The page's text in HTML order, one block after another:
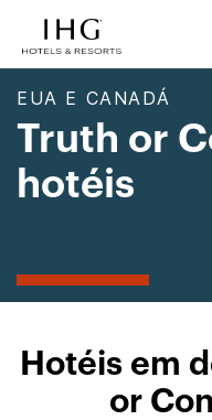
EUA E CANADÁ
Truth or
hotéis
Hotéis em
or